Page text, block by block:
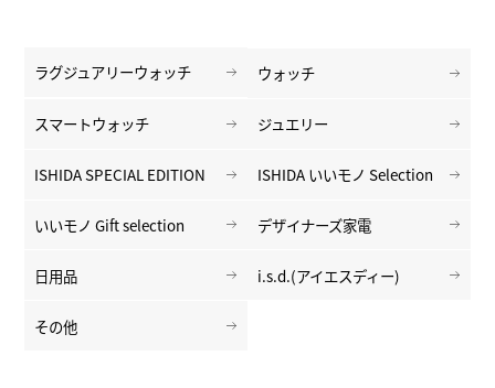
ラグジュアリーウォッチ ウォッチ
スマートウォッチ ジュエリー
ISHIDA SPECIAL EDITION ISHIDA いいモノ Selection
いいモノ Gift selection デザイナーズ家電
日用品 i.s.d.(アイエスディー)
その他